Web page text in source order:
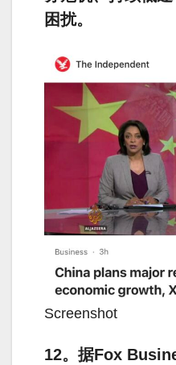
困扰。
Screenshot
12。据Fox